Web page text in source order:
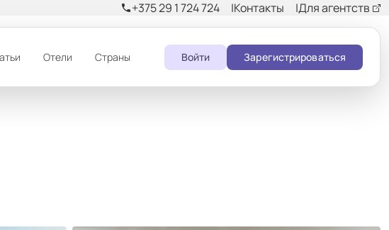
phone+375 29 1 724 724 Контакты Для агентств
Отели Страны Войти Зарегистрироваться